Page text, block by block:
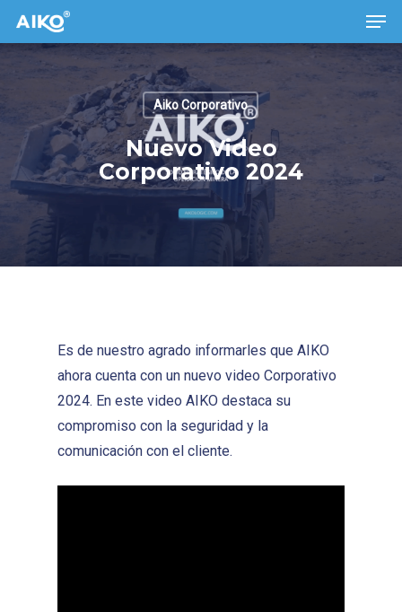
Skip
main
Aiko Corporativo
Nuevo Video
Corporativo 2024
Es de nuestro agrado informarles que AIKO
ahora cuenta con un nuevo video Corporativo
2024. En este video AIKO destaca su
compromiso con la seguridad y la
comunicación con el cliente.